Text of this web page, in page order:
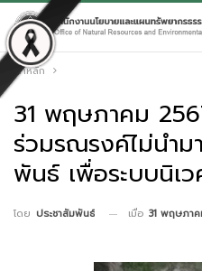
หน้าหลัก
31 พฤษภาคม
ร่วมรณรงค์ไม่นำม
พันธ์ เพื่อระบบนิเ
โดย ประชาสัมพันธ์ เมื่อ 31 พฤษภา